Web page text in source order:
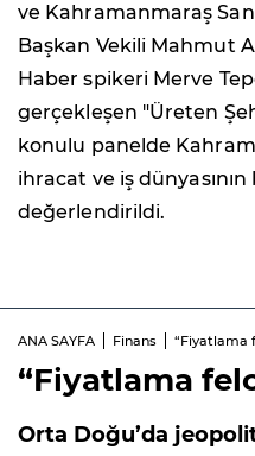
ve Kahramanmaraş
Başkan Vekili Mahmut
Haber spikeri Merve
gerçekleşen "Üreten
konulu panelde
ihracat ve iş
değerlendirildi.
ANA SAYFA Finans “Fiyatlama
“Fiyatlama
Orta Doğu’da